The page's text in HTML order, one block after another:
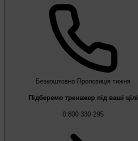
Безкоштовно Пропозиція тижня
Підберемо тренажер під ваші цілі
0 800 330 295